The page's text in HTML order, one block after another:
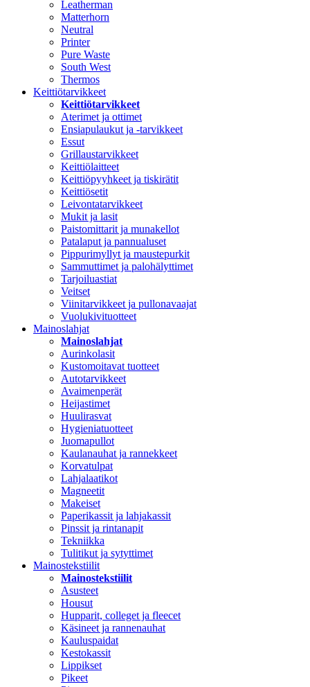
Leatherman
Matterhorn
Neutral
Printer
Pure Waste
South West
Thermos
Keittiötarvikkeet
Keittiötarvikkeet
Aterimet ja ottimet
Ensiapulaukut ja -tarvikkeet
Essut
Grillaustarvikkeet
Keittiölaitteet
Keittiöpyyhkeet ja tiskirätit
Keittiösetit
Leivontatarvikkeet
Mukit ja lasit
Paistomittarit ja munakellot
Patalaput ja pannualuset
Pippurimyllyt ja maustepurkit
Sammuttimet ja palohälyttimet
Tarjoiluastiat
Veitset
Viinitarvikkeet ja pullonavaajat
Vuolukivituotteet
Mainoslahjat
Mainoslahjat
Aurinkolasit
Kustomoitavat tuotteet
Autotarvikkeet
Avaimenperät
Heijastimet
Huulirasvat
Hygieniatuotteet
Juomapullot
Kaulanauhat ja rannekkeet
Korvatulpat
Lahjalaatikot
Magneetit
Makeiset
Paperikassit ja lahjakassit
Pinssit ja rintanapit
Tekniikka
Tulitikut ja sytyttimet
Mainostekstiilit
Mainostekstiilit
Asusteet
Housut
Hupparit, colleget ja fleecet
Käsineet ja rannenauhat
Kauluspaidat
Kestokassit
Lippikset
Pikeet